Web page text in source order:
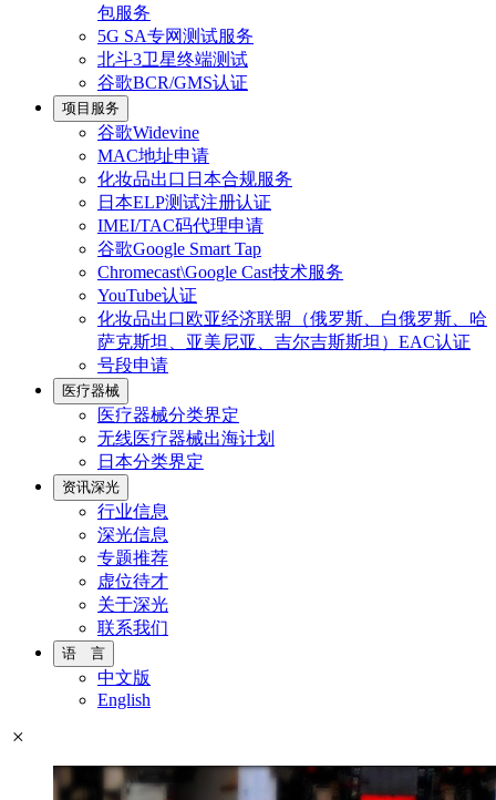
包服务
5G SA专网测试服务
北斗3卫星终端测试
谷歌BCR/GMS认证
项目服务
谷歌Widevine
MAC地址申请
化妆品出口日本合规服务
日本ELP测试注册认证
IMEI/TAC码代理申请
谷歌Google Smart Tap
Chromecast\Google Cast技术服务
YouTube认证
化妆品出口欧亚经济联盟（俄罗斯、白俄罗斯、哈
萨克斯坦、亚美尼亚、吉尔吉斯斯坦）EAC认证
号段申请
医疗器械
医疗器械分类界定
无线医疗器械出海计划
日本分类界定
资讯深光
行业信息
深光信息
专题推荐
虚位待才
关于深光
联系我们
语 言
中文版
English